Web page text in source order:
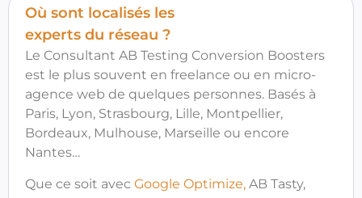
Où sont localisés les
experts du réseau ?
Le Consultant AB Testing Conversion Boosters
est le plus souvent en freelance ou en micro-
agence web de quelques personnes. Basés à
Paris, Lyon, Strasbourg, Lille, Montpellier,
Bordeaux, Mulhouse, Marseille ou encore
Nantes…
Que ce soit avec Google Optimize, AB Tasty,